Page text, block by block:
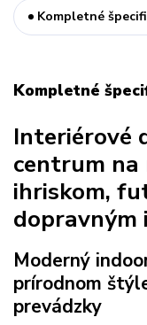
Kompletné
Kompletné
Interiérové
centrum na
ihriskom,
dopravným
Moderný
prírodnom
prevádzky